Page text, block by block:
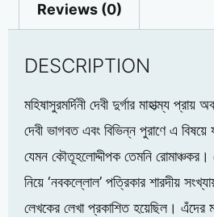
Reviews (0)
DESCRIPTION
মহিষাসুরমর্দিনী দেবী দুর্গার মাহাত্ম্য প্রায়
দেবী ভাগবত এবং বিভিন্ন পুরাণে এ বিষয়ে
যেমন কৌতূহলোদ্দীপক তেমনি রোমাঞ্চকর।
নিয়ে ‘নবকল্লোল’ পত্রিকার শারদীয়
লেখকের লেখা প্রকাশিত হয়েছিল। এঁদের